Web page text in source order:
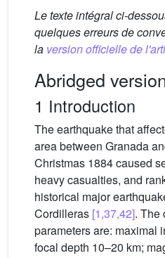
Le texte intégral ci-
quelques erreurs de
la version officielle de
Abridged
1 Introduction
The earthquake that
area between Granada
Christmas 1884 caused
heavy casualties, and
historical major
Cordilleras [1,37,42]. The
parameters are: maximal
focal depth 10–20 km;